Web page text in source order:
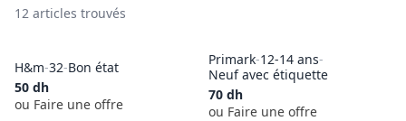
12 articles trouvés
H&m-32-Bon état
50 dh
ou Faire une offre
Primark-12-14 ans-
Neuf avec étiquette
70 dh
ou Faire une offre